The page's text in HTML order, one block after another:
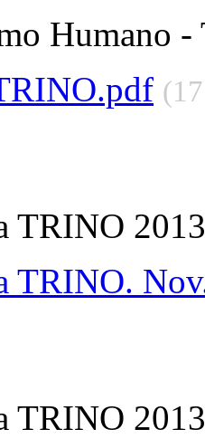
Humano
TRINO 2013
TRINO.
TRINO